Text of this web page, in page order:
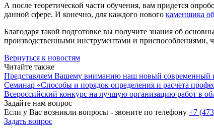
А после теоретической части обучения, вам придется
данной сфере. И конечно, для каждого нового каменщика
Благодаря такой подготовке вы получите знания об
производственными инструментами и приспособлениями,
Вернуться к новостям
Читайте также
Представляем Вашему вниманию наш новый современный
Семинар «Способы и порядок определения и расчета
Всероссийский конкурс на лучшую организацию работ в
Задайте нам вопрос
Если у Вас возникли вопросы - звоните по телефону +7
Задать вопрос